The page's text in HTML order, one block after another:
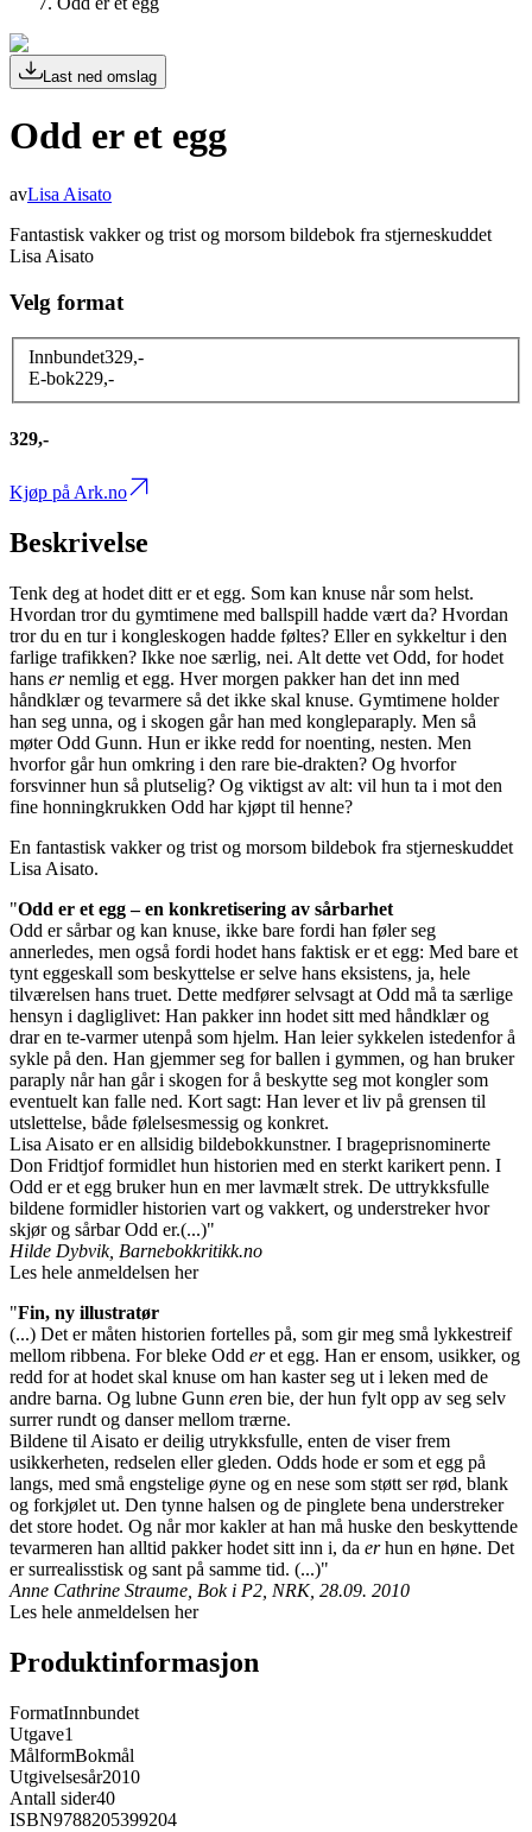
Last ned omslag
Odd er et egg
avLisa Aisato
Fantastisk vakker og trist og morsom bildebok fra stjerneskuddet
Lisa Aisato
Velg format
Innbundet329,-
E-bok229,-
329,-
Kjøp på Ark.no
Beskrivelse
Tenk deg at hodet ditt er et egg. Som kan knuse når som helst.
Hvordan tror du gymtimene med ballspill hadde vært da? Hvordan
tror du en tur i kongleskogen hadde føltes? Eller en sykkeltur i den
farlige trafikken? Ikke noe særlig, nei. Alt dette vet Odd, for hodet
hans ernemlig et egg. Hver morgen pakker han det inn med
håndklær og tevarmere så det ikke skal knuse. Gymtimene holder
han seg unna, og i skogen går han med kongleparaply. Men så
møter Odd Gunn. Hun er ikke redd for noenting, nesten. Men
hvorfor går hun omkring i den rare bie-drakten? Og hvorfor
forsvinner hun så plutselig? Og viktigst av alt: vil hun ta i mot den
fine honningkrukken Odd har kjøpt til henne?
En fantastisk vakker og trist og morsom bildebok fra stjerneskuddet
Lisa Aisato.
"Odd er et egg – en konkretisering av sårbarhet
Odd er sårbar og kan knuse, ikke bare fordi han føler seg
annerledes, men også fordi hodet hans faktisk er et egg: Med bare et
tynt eggeskall som beskyttelse er selve hans eksistens, ja, hele
tilværelsen hans truet. Dette medfører selvsagt at Odd må ta særlige
hensyn i dagliglivet: Han pakker inn hodet sitt med håndklær og
drar en te-varmer utenpå som hjelm. Han leier sykkelen istedenfor å
sykle på den. Han gjemmer seg for ballen i gymmen, og han bruker
paraply når han går i skogen for å beskytte seg mot kongler som
eventuelt kan falle ned. Kort sagt: Han lever et liv på grensen til
utslettelse, både følelsesmessig og konkret.
Lisa Aisato er en allsidig bildebokkunstner. I brageprisnominerte
Don Fridtjof formidlet hun historien med en sterkt karikert penn. I
Odd er et egg bruker hun en mer lavmælt strek. De uttrykksfulle
bildene formidler historien vart og vakkert, og understreker hvor
skjør og sårbar Odd er.(...)"
Hilde Dybvik, Barnebokkritikk.no
Les hele anmeldelsen her
"Fin, ny illustratør
(...) Det er måten historien fortelles på, som gir meg små lykkestreif
mellom ribbena. For bleke Odd eret egg. Han er ensom, usikker, og
redd for at hodet skal knuse om han kaster seg ut i leken med de
andre barna. Og lubne Gunn eren bie, der hun fylt opp av seg selv
surrer rundt og danser mellom trærne.
Bildene til Aisato er deilig utrykksfulle, enten de viser frem
usikkerheten, redselen eller gleden. Odds hode er som et egg på
langs, med små engstelige øyne og en nese som støtt ser rød, blank
og forkjølet ut. Den tynne halsen og de pinglete bena understreker
det store hodet. Og når mor kakler at han må huske den beskyttende
tevarmeren han alltid pakker hodet sitt inn i, da erhun en høne. Det
er surrealisstisk og sant på samme tid. (...)"
Anne Cathrine Straume, Bok i P2, NRK, 28.09. 2010
Les hele anmeldelsen her
Produktinformasjon
FormatInnbundet
Utgave1
MålformBokmål
Utgivelsesår2010
Antall sider40
ISBN9788205399204